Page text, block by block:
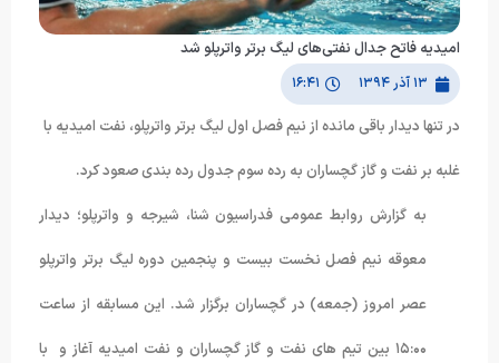
امیدیه فاتح جدال نفتی‌های لیگ برتر واترپلو شد
۱۳ آذر ۱۳۹۴ ۱۶:۴۱
در تنها دیدار باقی مانده از نیم فصل اول لیگ برتر واترپلو، نفت امیدیه با
غلبه بر نفت و گاز گچساران به رده سوم جدول رده بندی صعود کرد.
به گزارش روابط عمومی فدراسیون شنا، شیرجه و واترپلو؛ دیدار
معوقه نیم فصل نخست بیست و پنجمین دوره لیگ برتر واترپلو
عصر امروز (جمعه) در گچساران برگزار شد. این مسابقه از ساعت
۱۵:۰۰ بین تیم های نفت و گاز گچساران و نفت امیدیه آغاز و با